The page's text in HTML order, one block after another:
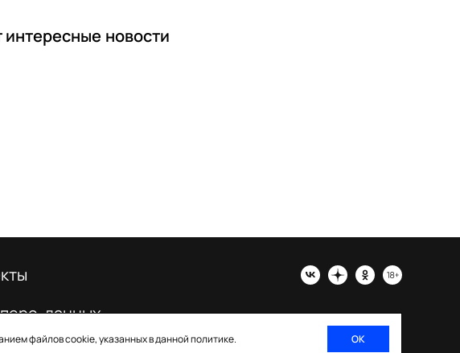
интересные новости
файлов cookie, указанных в данной политике. ОК
данных